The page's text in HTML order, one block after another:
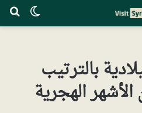
بالترتيب
الأشهر الهجرية